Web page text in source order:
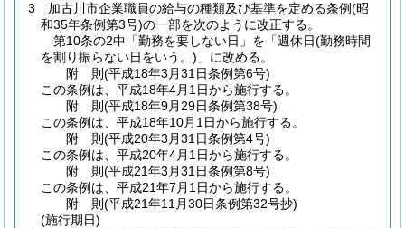
3
加古川市企業職員の給与の種類及び基準を定める条例(昭
和35年条例第3号)の一部を次のように改正する。
第10条の2中「勤務を要しない日」を「週休日(勤務時間
を割り振らない日をいう。) 」に改める。
附 則(平成18年3月31日条例第6号)
この条例は、平成18年4月1日から施行する。
附 則(平成18年9月29日条例第38号)
この条例は、平成18年10月1日から施行する。
附 則(平成20年3月31日条例第4号)
この条例は、平成20年4月1日から施行する。
附 則(平成21年3月31日条例第8号)
この条例は、平成21年7月1日から施行する。
附 則(平成21年11月30日条例第32号抄)
(施行期日)